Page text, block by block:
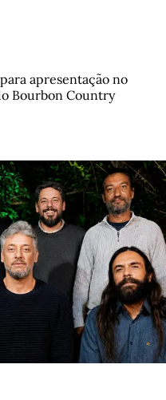
apresentação no
Bourbon Country